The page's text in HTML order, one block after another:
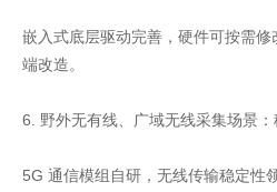
嵌入式底层驱动完善，硬件可按需
端改造。
6. 野外无有线、广域无线采集场景
5G 通信模组自研，无线传输稳定性